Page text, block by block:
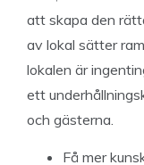
att skapa den
av lokal sätter
lokalen är
ett
och gästerna.
Få mer